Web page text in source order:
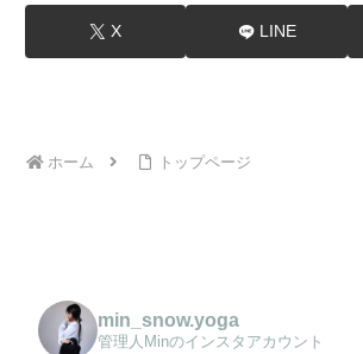
X LINE
ホーム トップページ
min_snow.yoga
管理人Minのインスタアカウント